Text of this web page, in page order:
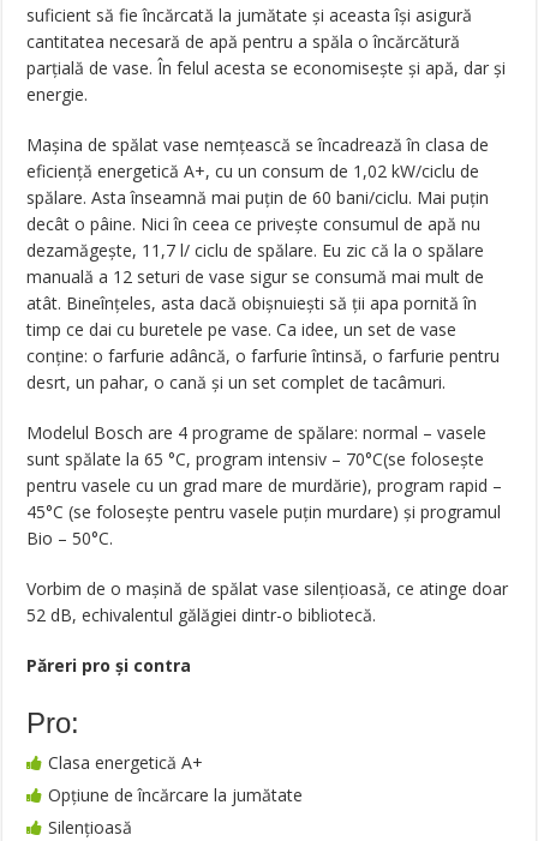
suficient să fie încărcată la jumătate și aceasta își asigură
cantitatea necesară de apă pentru a spăla o încărcătură
parțială de vase. În felul acesta se economisește și apă, dar și
energie.
Mașina de spălat vase nemțească se încadrează în clasa de
eficiență energetică A+, cu un consum de 1,02 kW/ciclu de
spălare. Asta înseamnă mai puțin de 60 bani/ciclu. Mai puțin
decât o pâine. Nici în ceea ce privește consumul de apă nu
dezamăgește, 11,7 l/ ciclu de spălare. Eu zic că la o spălare
manuală a 12 seturi de vase sigur se consumă mai mult de
atât. Bineînțeles, asta dacă obișnuiești să ții apa pornită în
timp ce dai cu buretele pe vase. Ca idee, un set de vase
conține: o farfurie adâncă, o farfurie întinsă, o farfurie pentru
desrt, un pahar, o cană și un set complet de tacâmuri.
Modelul Bosch are 4 programe de spălare: normal – vasele
sunt spălate la 65 °C, program intensiv – 70°C(se folosește
pentru vasele cu un grad mare de murdărie), program rapid –
45°C (se folosește pentru vasele puțin murdare) și programul
Bio – 50°C.
Vorbim de o mașină de spălat vase silențioasă, ce atinge doar
52 dB, echivalentul gălăgiei dintr-o bibliotecă.
Păreri pro şi contra
Pro:
Clasa energetică A+
Opțiune de încărcare la jumătate
Silențioasă